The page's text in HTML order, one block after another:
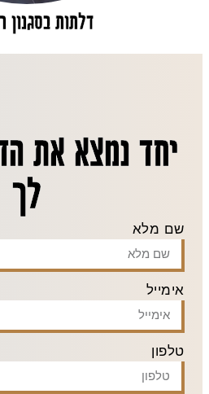
דלתות בסגנון
יחד נמצא את
לך
שם מלא
אימייל
טלפון